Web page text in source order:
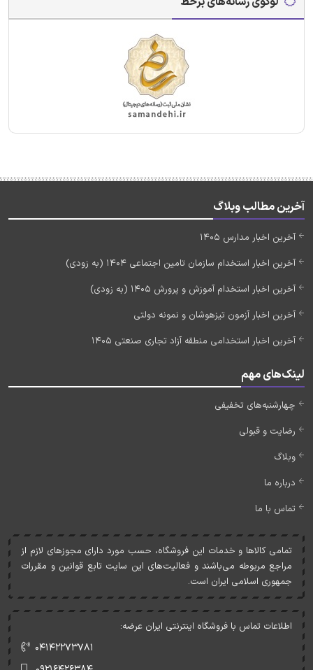
آخرین مطالب وبلاگ
آخرین اخبار مدارس 1405
آخرین اخبار استخدام سازمان تامین اجتماعی 1404 (به زودی)
آخرین اخبار استخدام آموزش و پرورش 1405 (به زودی)
آخرین اخبار آزمون تیزهوشان و نمونه دولتی
آخرین اخبار استخدامی منطقه آزاد تجاری صنعتی 1405
لینک‌های مهم
چهارشنبه‌های تخفیفی
رضایت و قبولی
وبلاگ
درباره ما
تماس با ما
تمامی کالاها و خدمات اين فروشگاه، حسب مورد دارای مجوزهای لازم از
مراجع مربوطه می‌باشند و فعاليت‌های اين سايت تابع قوانين و مقررات
جمهوری اسلامی ايران است.
اطلاعات تماس با فروشگاه اینترنتی ایران عرضه:
۰۴۱۴۲۲۷۳۷۸۱